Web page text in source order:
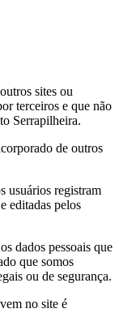
sites ou
terceiros e que não
Serrapilheira.
de outros
usuários registram
editadas pelos
dados pessoais que
que somos
ou de segurança.
no site é